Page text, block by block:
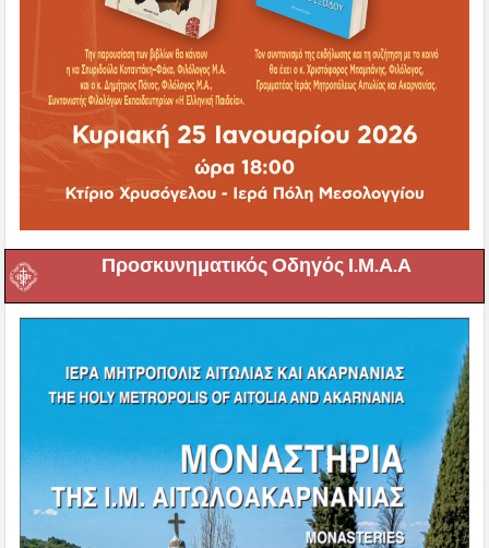
Προσκυνηματικός Οδηγός Ι.Μ.Α.Α